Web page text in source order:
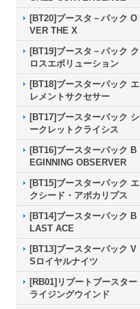
[BT20]ブースタ－パック O
VER THE X
[BT19]ブースタ－パック ク
ロスエボリューション
[BT18]ブースターパック エ
レメントサクセサー
[BT17]ブースターパック シ
ークレットクライシス
[BT16]ブースターパック B
EGINNING OBSERVER
[BT15]ブースターパック エ
クシード・アポカリプス
[BT14]ブースターパック B
LAST ACE
[BT13]ブースターパック V
Sロイヤルナイツ
[RB01]リブートブースター
ライジングウインド